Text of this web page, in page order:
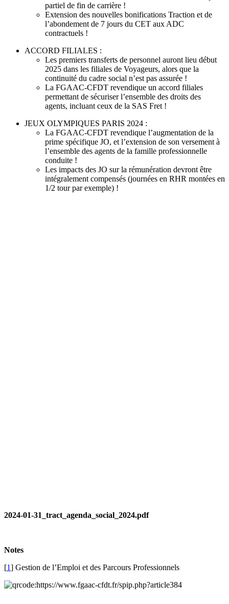
partiel de fin de carrière !
Extension des nouvelles bonifications Traction et de
l’abondement de 7 jours du CET aux ADC
contractuels !
ACCORD FILIALES :
Les premiers transferts de personnel auront lieu début
2025 dans les filiales de Voyageurs, alors que la
continuité du cadre social n’est pas assurée !
La FGAAC-CFDT revendique un accord filiales
permettant de sécuriser l’ensemble des droits des
agents, incluant ceux de la SAS Fret !
JEUX OLYMPIQUES PARIS 2024 :
La FGAAC-CFDT revendique l’augmentation de la
prime spécifique JO, et l’extension de son versement à
l’ensemble des agents de la famille professionnelle
conduite !
Les impacts des JO sur la rémunération devront être
intégralement compensés (journées en RHR montées en
1/2 tour par exemple) !
2024-01-31_tract_agenda_social_2024.pdf
Notes
[1] Gestion de l’Emploi et des Parcours Professionnels